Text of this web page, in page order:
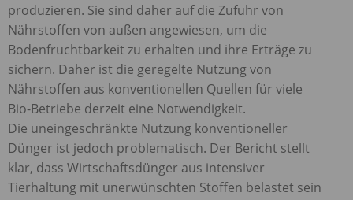
produzieren. Sie sind daher auf die Zufuhr von
Nährstoffen von außen angewiesen, um die
Bodenfruchtbarkeit zu erhalten und ihre Erträge zu
sichern. Daher ist die geregelte Nutzung von
Nährstoffen aus konventionellen Quellen für viele
Bio-Betriebe derzeit eine Notwendigkeit.
Die uneingeschränkte Nutzung konventioneller
Dünger ist jedoch problematisch. Der Bericht stellt
klar, dass Wirtschaftsdünger aus intensiver
Tierhaltung mit unerwünschten Stoffen belastet sein